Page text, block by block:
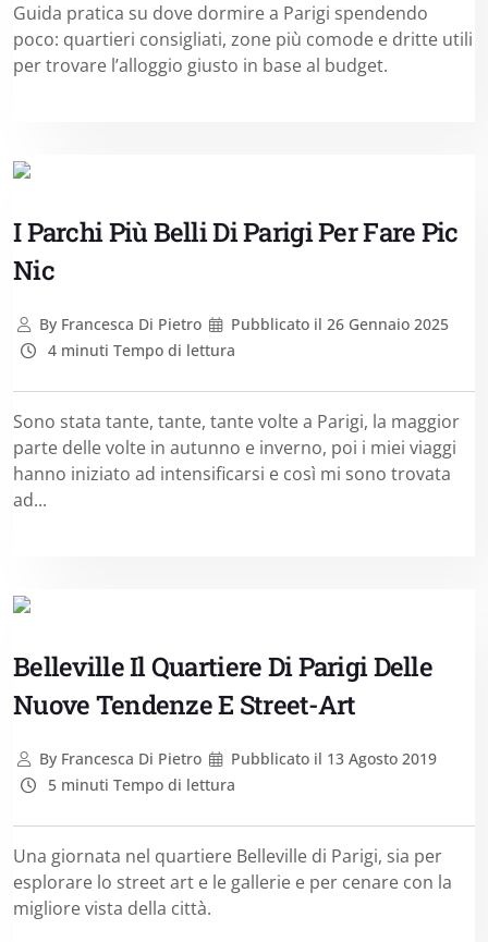
Guida pratica su dove dormire a Parigi spendendo
poco: quartieri consigliati, zone più comode e dritte utili
per trovare l’alloggio giusto in base al budget.
I Parchi Più Belli Di Parigi Per Fare Pic
Nic
ByFrancesca Di Pietro Pubblicato il 26 Gennaio 2025
4 minuti Tempo di lettura
Sono stata tante, tante, tante volte a Parigi, la maggior
parte delle volte in autunno e inverno, poi i miei viaggi
hanno iniziato ad intensificarsi e così mi sono trovata
ad...
Belleville Il Quartiere Di Parigi Delle
Nuove Tendenze E Street-Art
ByFrancesca Di Pietro Pubblicato il 13 Agosto 2019
5 minuti Tempo di lettura
Una giornata nel quartiere Belleville di Parigi, sia per
esplorare lo street art e le gallerie e per cenare con la
migliore vista della città.